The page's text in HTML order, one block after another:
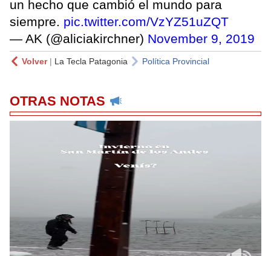
un hecho que cambió el mundo para
siempre. pic.twitter.com/VzYZ51uZQT
— AK (@aliciakirchner) November 9, 2019
Volver| La Tecla Patagonia Política Provincial
OTRAS NOTAS